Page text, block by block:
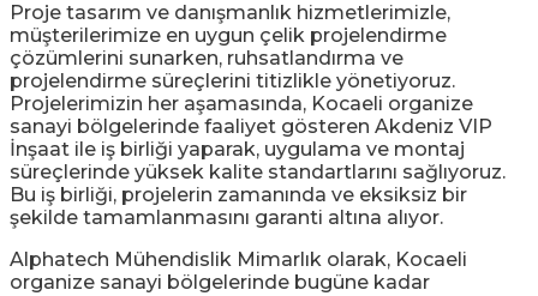
Proje tasarım ve danışmanlık hizmetlerimizle,
müşterilerimize en uygun çelik projelendirme
çözümlerini sunarken, ruhsatlandırma ve
projelendirme süreçlerini titizlikle yönetiyoruz.
Projelerimizin her aşamasında, Kocaeli organize
sanayi bölgelerinde faaliyet gösteren Akdeniz VIP
İnşaat ile iş birliği yaparak, uygulama ve montaj
süreçlerinde yüksek kalite standartlarını sağlıyoruz.
Bu iş birliği, projelerin zamanında ve eksiksiz bir
şekilde tamamlanmasını garanti altına alıyor.
Alphatech Mühendislik Mimarlık olarak, Kocaeli
organize sanayi bölgelerinde bugüne kadar